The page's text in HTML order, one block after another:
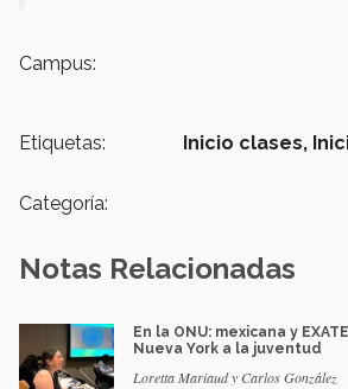
Campus:
Etiquetas: Inicio clases,
Categoría:
Notas Relacionadas
En la ONU: mexicana y
Nueva York a la juventud
Loretta Mariaud y Carlos González